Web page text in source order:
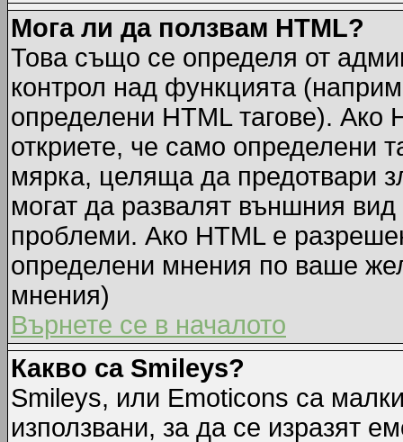
Мога ли да ползвам HTML?
Това също се определя от
контрол над функцията
определени HTML тагове).
откриете, че само определени
мярка, целяща да предотвари
могат да развалят външния
проблеми. Ако HTML е
определени мнения по ваше
мнения)
Върнете се в началото
Какво са Smileys?
Smileys, или Emoticons са
използвани, за да се изразят